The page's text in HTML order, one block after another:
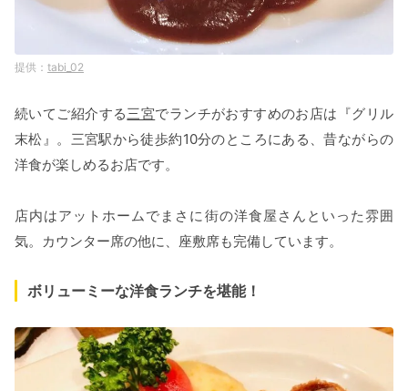
tabi_02
続いてご紹介する三宮でランチがおすすめのお店は『グリル
末松』。三宮駅から徒歩約10分のところにある、昔ながらの
洋食が楽しめるお店です。
店内はアットホームでまさに街の洋食屋さんといった雰囲
気。カウンター席の他に、座敷席も完備しています。
ボリューミーな洋食ランチを堪能！